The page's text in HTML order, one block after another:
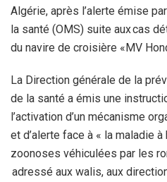
Algérie, après l’alerte émise
la santé (OMS) suite aux cas
du navire de croisière «MV
La Direction générale de la
de la santé a émis une
l’activation d’un mécanisme
et d’alerte face à « la maladie
zoonoses véhiculées par les
adressé aux walis, aux